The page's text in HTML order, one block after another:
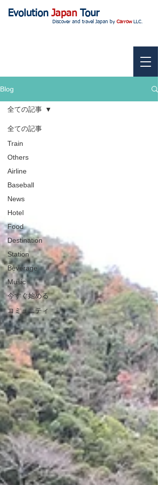
Evolution Japan Tour
Discover and travel Japan by CarrowLLC.
Blog
全ての記事
Train
Others
Airline
Baseball
News
Hotel
Food
Destination
Station
Beverage
Music
今すぐ始める
コミュニティ
全ての記事